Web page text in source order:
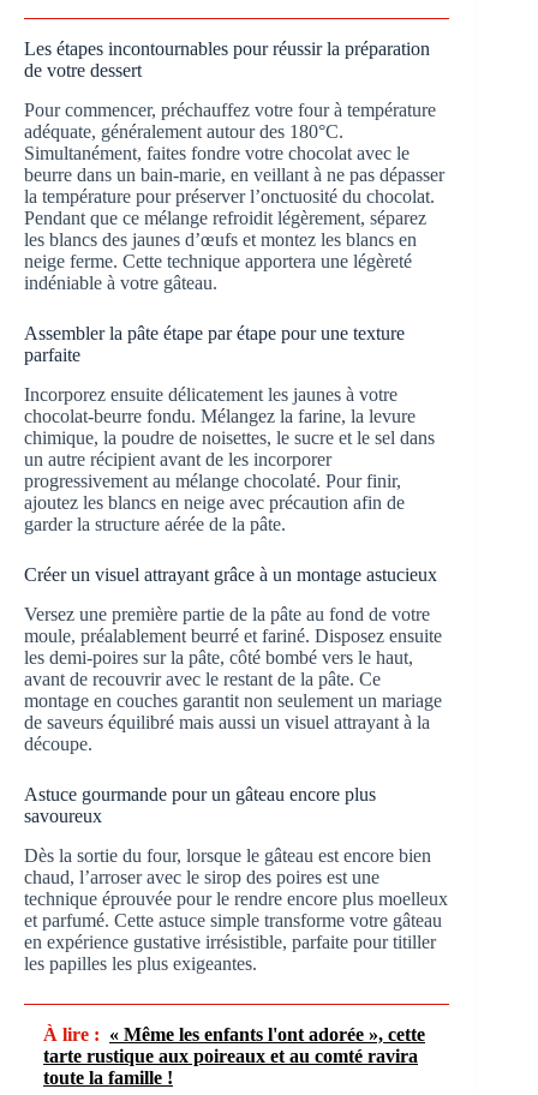
Les étapes incontournables pour réussir la préparation
de votre dessert
Pour commencer, préchauffez votre four à température
adéquate, généralement autour des 180°C.
Simultanément, faites fondre votre chocolat avec le
beurre dans un bain-marie, en veillant à ne pas dépasser
la température pour préserver l’onctuosité du chocolat.
Pendant que ce mélange refroidit légèrement, séparez
les blancs des jaunes d’œufs et montez les blancs en
neige ferme. Cette technique apportera une légèreté
indéniable à votre gâteau.
Assembler la pâte étape par étape pour une texture
parfaite
Incorporez ensuite délicatement les jaunes à votre
chocolat-beurre fondu. Mélangez la farine, la levure
chimique, la poudre de noisettes, le sucre et le sel dans
un autre récipient avant de les incorporer
progressivement au mélange chocolaté. Pour finir,
ajoutez les blancs en neige avec précaution afin de
garder la structure aérée de la pâte.
Créer un visuel attrayant grâce à un montage astucieux
Versez une première partie de la pâte au fond de votre
moule, préalablement beurré et fariné. Disposez ensuite
les demi-poires sur la pâte, côté bombé vers le haut,
avant de recouvrir avec le restant de la pâte. Ce
montage en couches garantit non seulement un mariage
de saveurs équilibré mais aussi un visuel attrayant à la
découpe.
Astuce gourmande pour un gâteau encore plus
savoureux
Dès la sortie du four, lorsque le gâteau est encore bien
chaud, l’arroser avec le sirop des poires est une
technique éprouvée pour le rendre encore plus moelleux
et parfumé. Cette astuce simple transforme votre gâteau
en expérience gustative irrésistible, parfaite pour titiller
les papilles les plus exigeantes.
À lire : « Même les enfants l'ont adorée », cette
tarte rustique aux poireaux et au comté ravira
toute la famille !